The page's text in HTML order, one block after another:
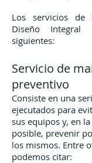
Los servicios de
Diseño
siguientes:
Servicio de
preventivo
Consiste en una
ejecutados para
sus equipos y, en
posible, prevenir
los mismos. Entre
podemos citar: